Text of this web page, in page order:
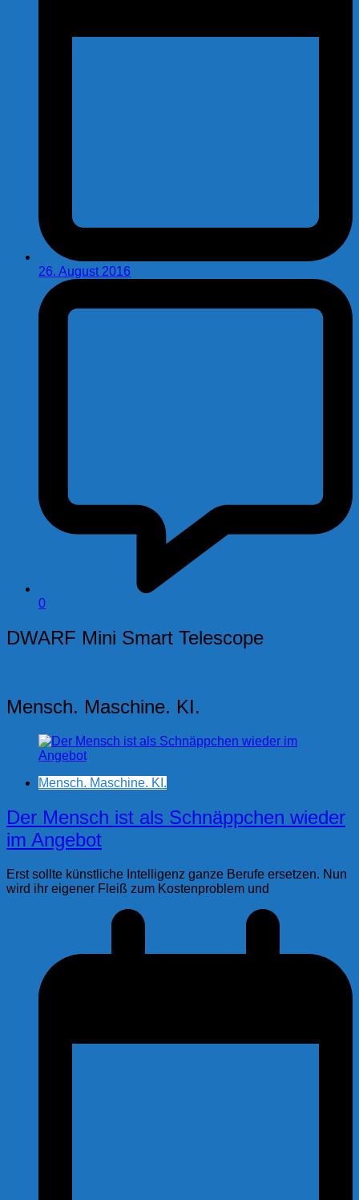
26. August 2016
0
DWARF Mini Smart Telescope
Mensch. Maschine. KI.
Mensch. Maschine. KI.
Der Mensch ist als Schnäppchen wieder
im Angebot
Erst sollte künstliche Intelligenz ganze Berufe ersetzen. Nun
wird ihr eigener Fleiß zum Kostenproblem und